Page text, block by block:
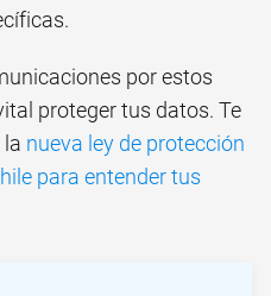
por estos
proteger tus datos. Te
nueva ley de protección
para entender tus